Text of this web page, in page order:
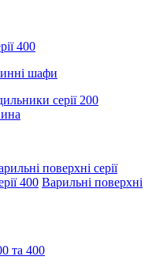
400
шафи
серії 200
поверхні серії
400 Варильні поверхні
та 400